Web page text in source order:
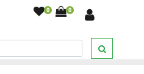
0 0
/Papillon uomo blu royal
blue china